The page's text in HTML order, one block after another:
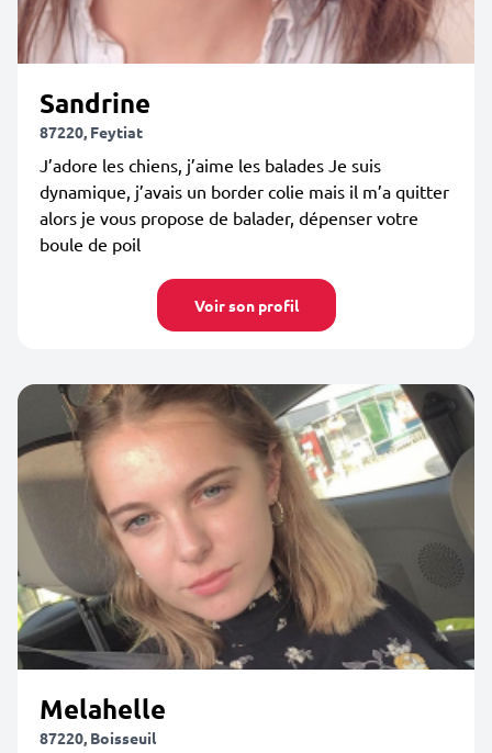
Sandrine
87220, Feytiat
J’adore les chiens, j’aime les balades Je suis
dynamique, j’avais un border colie mais il m’a quitter
alors je vous propose de balader, dépenser votre
boule de poil
Voir son profil
Melahelle
87220, Boisseuil